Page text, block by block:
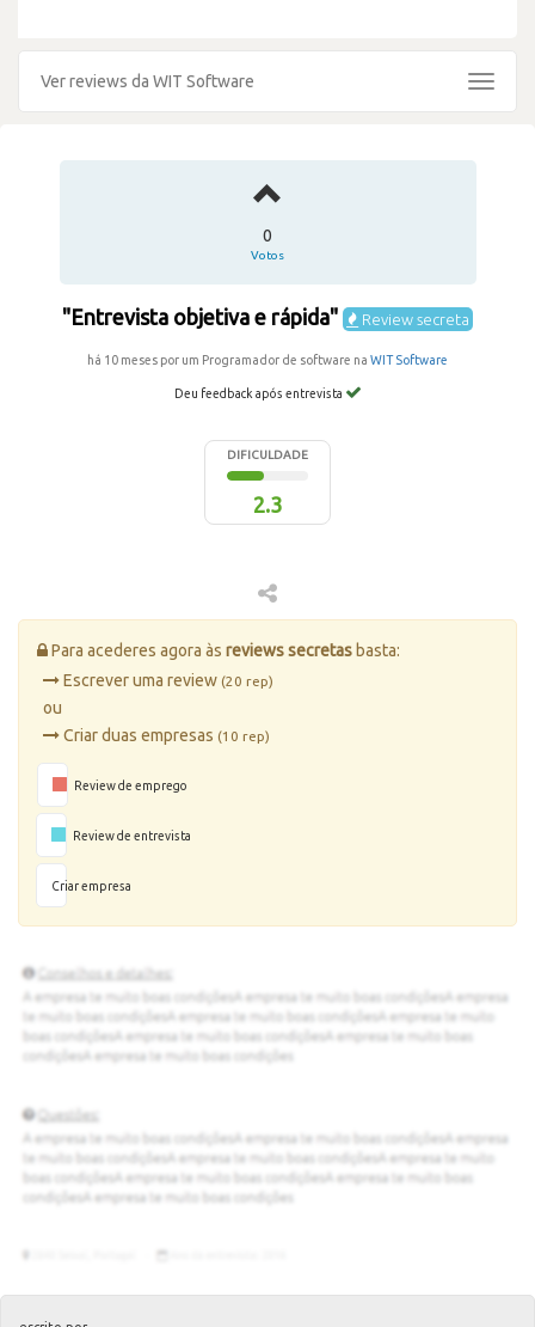
Ver reviews da WIT Software
Toggle
0
Votos
"Entrevista objetiva e rápida" Review secreta
há 10 meses por um Programador de software na WIT Software
Deu feedback após entrevista
DIFICULDADE
2.3
Para acederes agora às reviews secretas basta:
Escrever uma review (20 rep)
ou
Criar duas empresas (10 rep)
Review de emprego
Review de entrevista
Criar empresa